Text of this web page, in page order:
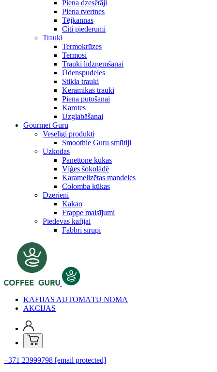
Piena dzesētāji
Piena tvertnes
Tējkannas
Citi piederumi
Trauki
Termokrūzes
Termosi
Trauki līdzņemšanai
Ūdenspudeles
Stikla trauki
Keramikas trauki
Piena putošanai
Karotes
Uzglabāšanai
Gourmet Guru
Veselīgi produkti
Smoothie Guru smūtiji
Uzkodas
Panettone kūkas
Vīģes šokolādē
Karamelizētas mandeles
Colomba kūkas
Dzērieni
Kakao
Frappe maisījumi
Piedevas kafijai
Fabbri sīrupi
KAFIJAS AUTOMĀTU NOMA
AKCIJAS
+371 23999798 [email protected]